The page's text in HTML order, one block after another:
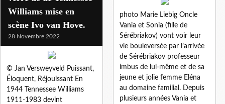
photo Marie Liebig Oncle
Vania et Sonia (fille de
Sérébriakov) vont voir leur
vie bouleversée par l’arrivée
de Sérébriakov professeur
imbus de lui-même et de sa
jeune et jolie femme Eléna
au domaine familial. Depuis
plusieurs années Vania et
Williams mise en
scène Ivo van Hove.
28 Novembre 2022
© Jan Versweyveld Puissant,
Éloquent, Réjouissant En
1944 Tennessee Williams
1911-1983 devint